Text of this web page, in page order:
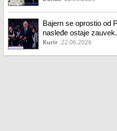
Bajern se oprostio od
nasleđe ostaje
Kurir 22.06.2026